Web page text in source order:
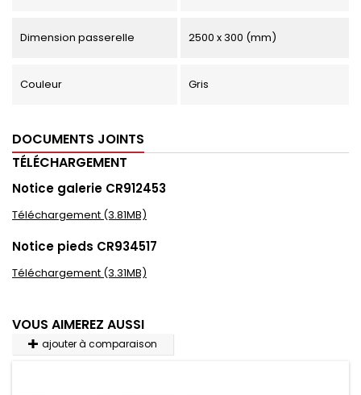
Dimension passerelle 2500 x 300 (mm)
Couleur Gris
DOCUMENTS JOINTS
TÉLÉCHARGEMENT
Notice galerie CR912453
Téléchargement (3.81MB)
Notice pieds CR934517
Téléchargement (3.31MB)
VOUS AIMEREZ AUSSI
ajouter à comparaison